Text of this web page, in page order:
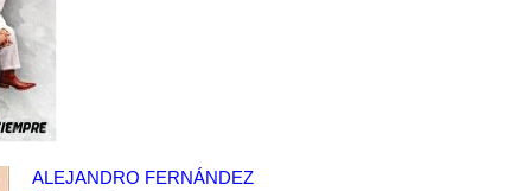
ALEJANDRO FERNÁNDEZ